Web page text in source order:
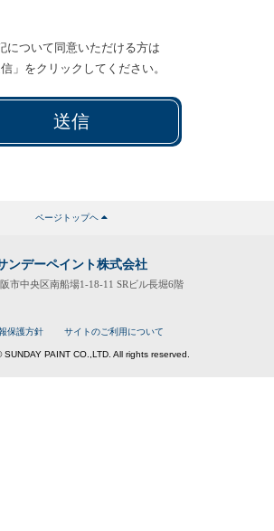
AM9:00〜PM5:00です。 土日祝祭日、年末年
のでご了承下さい。
部もしくは一部を弊社の承認なく掲載するこ
。
について同意いただける方は
信」をクリックしてください。
ページトップヘ
ンデーペイント株式会社
市中央区南船場1-18-11 SRビル長堀6階
保護方針 サイトのご利用について
PAINT CO.,LTD. All rights reserved.